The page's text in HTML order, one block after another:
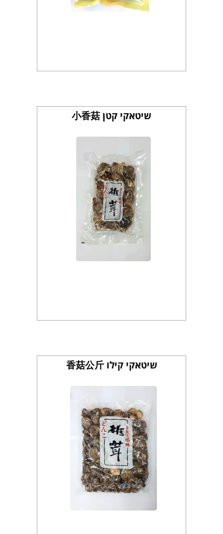
שיטאקי קטן 小香菇
שיטאקי קילו 香菇公斤